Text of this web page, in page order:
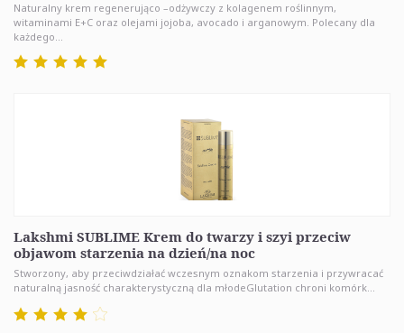
Naturalny krem regenerująco –odżywczy z kolagenem roślinnym,
witaminami E+C oraz olejami jojoba, avocado i arganowym. Polecany dla
każdego...
Lakshmi SUBLIME Krem do twarzy i szyi przeciw
objawom starzenia na dzień/na noc
Stworzony, aby przeciwdziałać wczesnym oznakom starzenia i przywracać
naturalną jasność charakterystyczną dla młodeGlutation chroni komórk...